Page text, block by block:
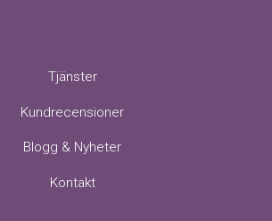
Tjänster
Kundrecensioner
Blogg & Nyheter
Kontakt